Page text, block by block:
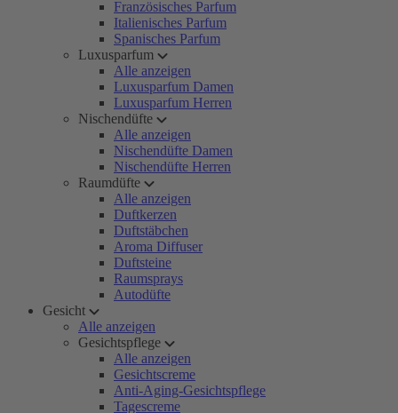
Französisches Parfum
Italienisches Parfum
Spanisches Parfum
Luxusparfum
Alle anzeigen
Luxusparfum Damen
Luxusparfum Herren
Nischendüfte
Alle anzeigen
Nischendüfte Damen
Nischendüfte Herren
Raumdüfte
Alle anzeigen
Duftkerzen
Duftstäbchen
Aroma Diffuser
Duftsteine
Raumsprays
Autodüfte
Gesicht
Alle anzeigen
Gesichtspflege
Alle anzeigen
Gesichtscreme
Anti-Aging-Gesichtspflege
Tagescreme